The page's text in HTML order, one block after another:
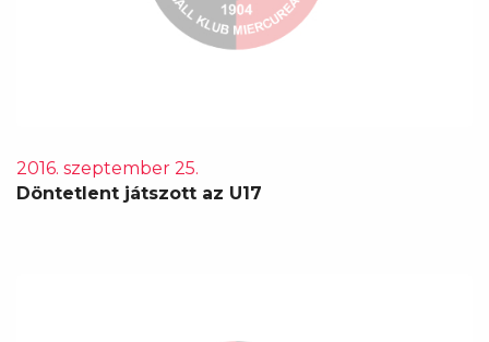
2016. szeptember 25.
Döntetlent játszott az U17